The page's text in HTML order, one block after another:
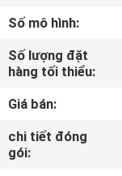
CHUYẾN
THAM
QUAN
NHÀ
Số mô hình:
Số lượng đặt
hàng tối thiểu:
Giá bán:
chi tiết đóng
gói: